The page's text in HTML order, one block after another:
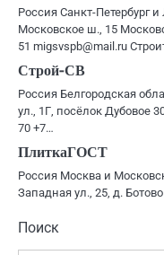
Россия Санкт-Петербург
Московское ш., 15
51 migsvspb@mail.ru
Строй-СВ
Россия Белгородская
ул., 1Г, посёлок Дубовое
70 +7…
ПлиткаГОСТ
Россия Москва и
Западная ул., 25, д.
Поиск